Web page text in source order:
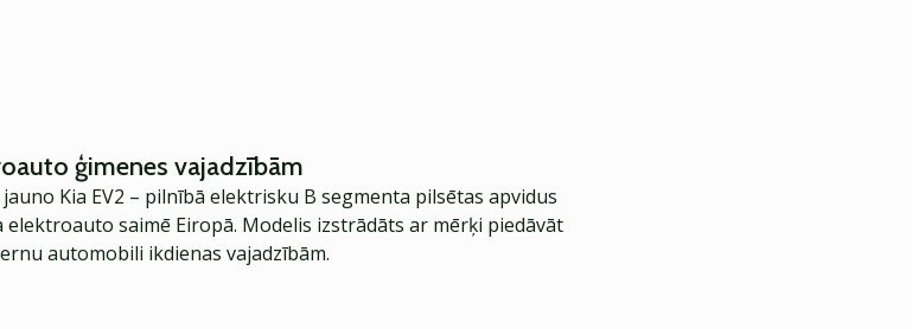
ģimenes vajadzībām
Kia EV2 – pilnībā elektrisku B segmenta pilsētas apvidus
saimē Eiropā. Modelis izstrādāts ar mērķi piedāvāt
automobili ikdienas vajadzībām.